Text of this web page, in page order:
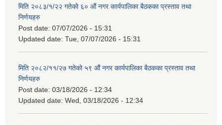
मिति २०८३/१/२२ गतेको ६० औं नगर कार्यपालिका बैठकका प्रस्ताव तथा
निर्णयहरु
Post date: 07/07/2026 - 15:31
Updated date: Tue, 07/07/2026 - 15:31
मिति २०८२/११/२७ गतेको ५९ औं नगर कार्यपालिका बैठकका प्रस्ताव तथा
निर्णयहरु
Post date: 03/18/2026 - 12:34
Updated date: Wed, 03/18/2026 - 12:34